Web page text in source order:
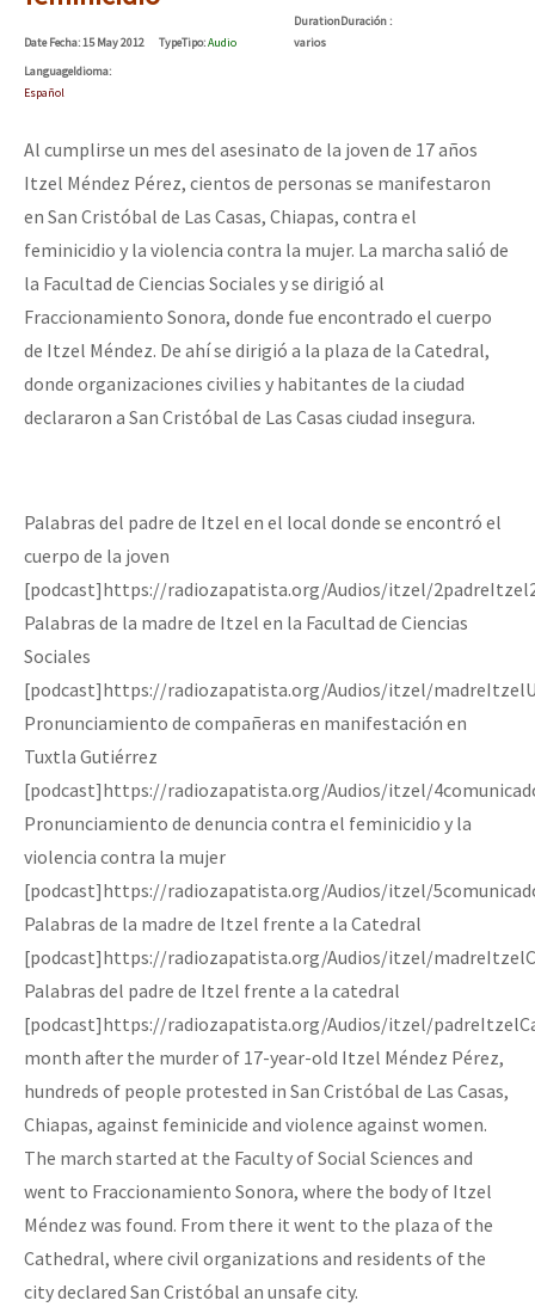
EZLN
AutonomÍa y Resistencia
Migración
Presos
Niñxs
ETIQUETAS
Audio
Fotorreportaje
Video
Otras secciones
Semillero Guerra contra la Humanidad. (Las poblaciones y
la naturaleza bajo asedio)
Libros para descargar
Medios Libres
Eventos
Contacto
Dia 1: Encontro “Guerra contra a Humanidade”
[CDMX – 20 julio] Jornadas globales por la libertad de Jesús
“Sonhando a Terra do Bem Virá” se publica no Estado Espanhol
Se o México sabe, que o mundo saiba! Nossas lutas pela
DateFecha: 15 May 2012 TypeTipo:Audio
DurationDuración:
varios
LanguageIdioma:
Español
Al cumplirse un mes del asesinato de la joven de 17 años
Itzel Méndez Pérez, cientos de personas se manifestaron
en San Cristóbal de Las Casas, Chiapas, contra el
feminicidio y la violencia contra la mujer. La marcha salió de
la Facultad de Ciencias Sociales y se dirigió al
Fraccionamiento Sonora, donde fue encontrado el cuerpo
de Itzel Méndez. De ahí se dirigió a la plaza de la Catedral,
donde organizaciones civilies y habitantes de la ciudad
declararon a San Cristóbal de Las Casas ciudad insegura.
Palabras del padre de Itzel en el local donde se encontró el
cuerpo de la joven
[podcast]https://radiozapatista.org/Audios/itzel/
Palabras de la madre de Itzel en la Facultad de Ciencias
Sociales
[podcast]https://radiozapatista.org/Audios/itzel/
Pronunciamiento de compañeras en manifestación en
Tuxtla Gutiérrez
[podcast]https://radiozapatista.org/Audios/itzel/
Pronunciamiento de denuncia contra el feminicidio y la
violencia contra la mujer
[podcast]https://radiozapatista.org/Audios/itzel/
Palabras de la madre de Itzel frente a la Catedral
[podcast]https://radiozapatista.org/Audios/itzel/
Palabras del padre de Itzel frente a la catedral
[podcast]https://radiozapatista.org/Audios/itzel/
month after the murder of 17-year-old Itzel Méndez Pérez,
hundreds of people protested in San Cristóbal de Las Casas,
Chiapas, against feminicide and violence against women.
The march started at the Faculty of Social Sciences and
went to Fraccionamiento Sonora, where the body of Itzel
Méndez was found. From there it went to the plaza of the
Cathedral, where civil organizations and residents of the
city declared San Cristóbal an unsafe city.